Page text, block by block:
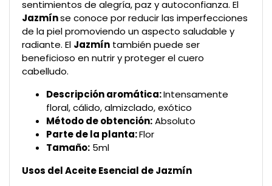
sentimientos de alegría, paz y autoconfianza. El
Jazmínse conoce por reducir las imperfecciones
de la piel promoviendo un aspecto saludable y
radiante. El Jazmín también puede ser
beneficioso en nutrir y proteger el cuero
cabelludo.
Descripción aromática:Intensamente
floral, cálido, almizclado, exótico
Método de obtención:Absoluto
Parte de la planta:Flor
Tamaño: 5ml
Usos del Aceite Esencial de Jazmín